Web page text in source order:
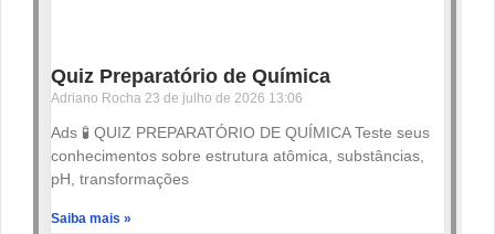
Quiz Preparatório de Química
Adriano Rocha 23 de julho de 2026 13:06
Ads 🧪 QUIZ PREPARATÓRIO DE QUÍMICA Teste seus
conhecimentos sobre estrutura atômica, substâncias,
pH, transformações
Saiba mais »